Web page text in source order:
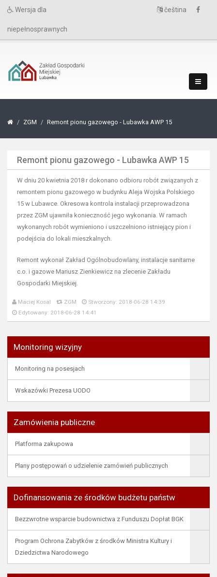
Wersja dla
niepełnosprawnych
čeština
ZGM Remont pionu gazowego - Lubawka AWP 15
Remont pionu gazowego - Lubawka AWP 15
W dniu 20 kwietnia 2018 r dokonano odbioru robót związanych z
remontem pionu gazowego w budynku Aleja Wojska Polskiego
15 w Lubawce. Okresowa kontrola instalacji przeprowadzona
przez ZGM ujawniła konieczność jego wykonania. W ramach
wykonanych robót wymieniono i uszczelniono istniejący pion i
podejścia do lokali mieszkalnych.
Remont wykonał Zakład Ogólnobudowlany, instalacje sanitarne
c.o. i gazowe Mariusz Zienkiewicz na zlecenie Zakładu
Gospodarki Miejskiej.
Maciej Kosal ZGM
Stworzony: 2018-06-28 14:39
Edytowany: 2018-06-28 14:41
Monitoring wizyjny
Monitoring na posesjach
Wskazówki Prezesa UODO
Zamówienia publiczne
Platforma zakupowa
Plany postępowań o udzielenie zamówień publicznych
Dofinansowania ze środków budżetu państw
Bezzwrotne wsparcie budownictwa z Funduszu Dopłat BGK
Program Ochrona Zabytków z środków Ministra Kultury i
Dziedzictwa Narodowego